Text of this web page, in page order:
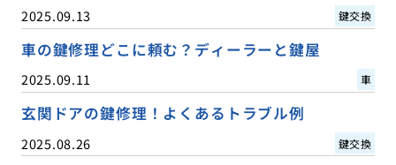
2025.09.13 鍵交換
車の鍵修理どこに頼む？ディーラーと鍵屋
2025.09.11 車
玄関ドアの鍵修理！よくあるトラブル例
2025.08.26 鍵交換